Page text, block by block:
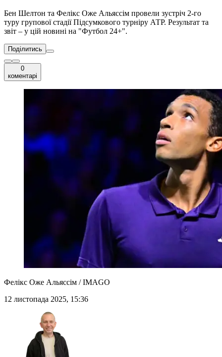
Бен Шелтон та Фелікс Оже Альяссім провели зустріч 2-го
туру групової стадії Підсумкового турніру АТР. Результат та
звіт – у цій новині на "Футбол 24+".
Поділитись
0
коментарі
Фелікс Оже Альяссім / IMAGO
12 листопада 2025, 15:36